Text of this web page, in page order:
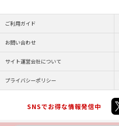
ご利用ガイド
お問い合わせ
サイト運営会社について
プライバシーポリシー
SNSでお得な情報発信中